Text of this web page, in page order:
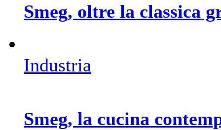
Smeg, oltre la classica
Industria
Smeg, la cucina